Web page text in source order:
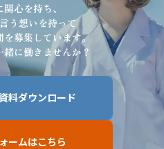
心を持ち、
う想いを持って
を募集しています。
に働きませんか？
料ダウンロード
ームはこちら